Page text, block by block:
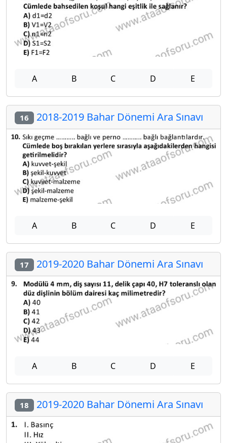
A B C D E
16 2018-2019 Bahar Dönemi Ara Sınavı
A B C D E
17 2019-2020 Bahar Dönemi Ara Sınavı
A B C D E
18 2019-2020 Bahar Dönemi Ara Sınavı